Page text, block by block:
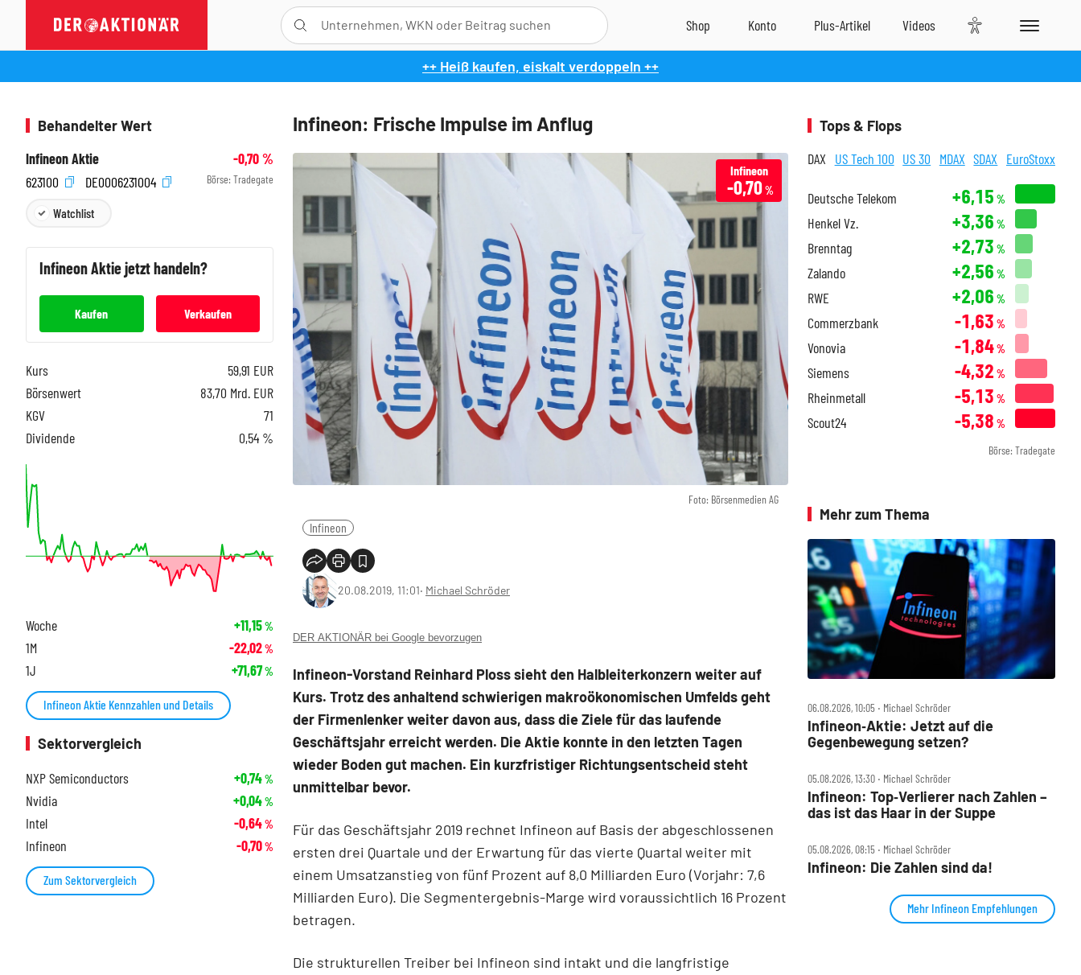
++ Heiß kaufen, eiskalt verdoppeln ++
Infineon: Frische Impulse im Anflug
Foto: Börsenmedien AG
Infineon
-0,70%
Infineon
20.08.2019, 11:01‧ Michael Schröder
DER AKTIONÄR bei Google bevorzugen
Infineon-Vorstand Reinhard Ploss sieht den Halbleiterkonzern weiter auf
Kurs. Trotz des anhaltend schwierigen makroökonomischen Umfelds geht
der Firmenlenker weiter davon aus, dass die Ziele für das laufende
Geschäftsjahr erreicht werden. Die Aktie konnte in den letzten Tagen
wieder Boden gut machen. Ein kurzfristiger Richtungsentscheid steht
unmittelbar bevor.
Für das Geschäftsjahr 2019 rechnet Infineon auf Basis der abgeschlossenen
ersten drei Quartale und der Erwartung für das vierte Quartal weiter mit
einem Umsatzanstieg von fünf Prozent auf 8,0 Milliarden Euro (Vorjahr: 7,6
Milliarden Euro). Die Segmentergebnis-Marge wird voraussichtlich 16 Prozent
betragen.
Die strukturellen Treiber bei Infineon sind intakt und die langfristige
Behandelter Wert
Infineon Aktie
-0,70%
623100
DE0006231004 Börse: Tradegate
Watchlist
InfineonAktie jetzt handeln?
Kaufen Verkaufen
Kurs 59,91 EUR
Börsenwert
83,70 Mrd. EUR
KGV
71
Dividende
0,54 %
Woche +11,15%
1M -22,02%
1J +71,67%
Infineon Aktie Kennzahlen und Details
Sektorvergleich
NXP Semiconductors
+0,74%
Nvidia +0,04%
Intel -0,64%
Infineon -0,70%
Zum Sektorvergleich
Tops & Flops
DAX US Tech 100 US 30 MDAX SDAX EuroStoxx
Deutsche Telekom +6,15 %
Henkel Vz. +3,36 %
Brenntag +2,73 %
Zalando +2,56 %
RWE +2,06 %
Commerzbank -1,63 %
Vonovia -1,84%
Siemens -4,32 %
Rheinmetall -5,13 %
Scout24 -5,38 %
Börse: Tradegate
Mehr zum Thema
06.08.2026, 10:05 ‧ Michael Schröder
Infineon‑Aktie: Jetzt auf die
Gegenbewegung setzen?
05.08.2026, 13:30 ‧ Michael Schröder
Infineon: Top‑Verlierer nach Zahlen –
das ist das Haar in der Suppe
05.08.2026, 08:15 ‧ Michael Schröder
Infineon: Die Zahlen sind da!
Mehr Infineon Empfehlungen